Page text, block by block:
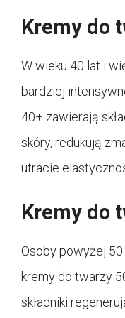
Kremy do
W wieku 40 lat i
bardziej
40+ zawierają
skóry, redukują
utracie
Kremy do
Osoby powyżej
kremy do twarzy
składniki